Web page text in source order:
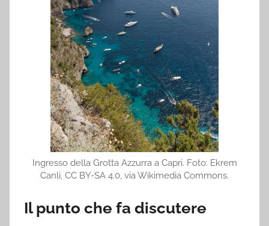
Ingresso della Grotta Azzurra a Capri. Foto: Ekrem
Canli, CC BY-SA 4.0, via Wikimedia Commons.
Il punto che fa discutere